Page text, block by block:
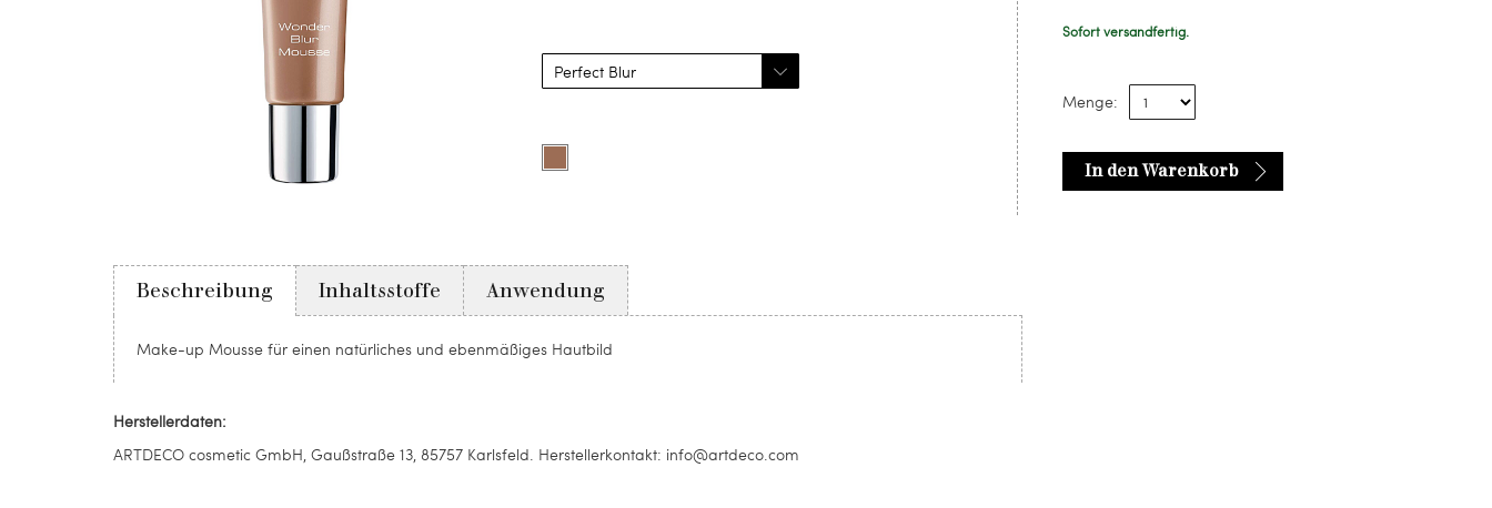
Farbe
auswählen
Product
options
Sofort versandfertig.
Menge:
In den Warenkorb
Beschreibung
Make-up Mousse für einen natürliches und ebenmäßiges Hautbild
Inhaltsstoffe Anwendung
Herstellerdaten:
ARTDECO cosmetic GmbH, Gaußstraße 13, 85757 Karlsfeld. Herstellerkontakt: info@artdeco.com